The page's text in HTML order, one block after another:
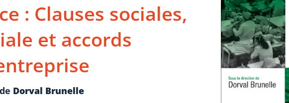
: Clauses sociales,
et accords
Dorval Brunelle